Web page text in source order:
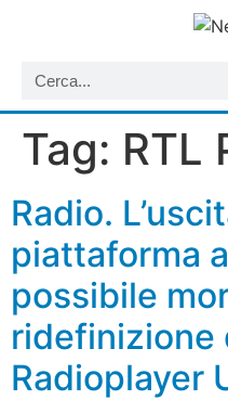
Tag: RTL
Radio.
piattaforma
possibile
ridefinizione
Radioplayer